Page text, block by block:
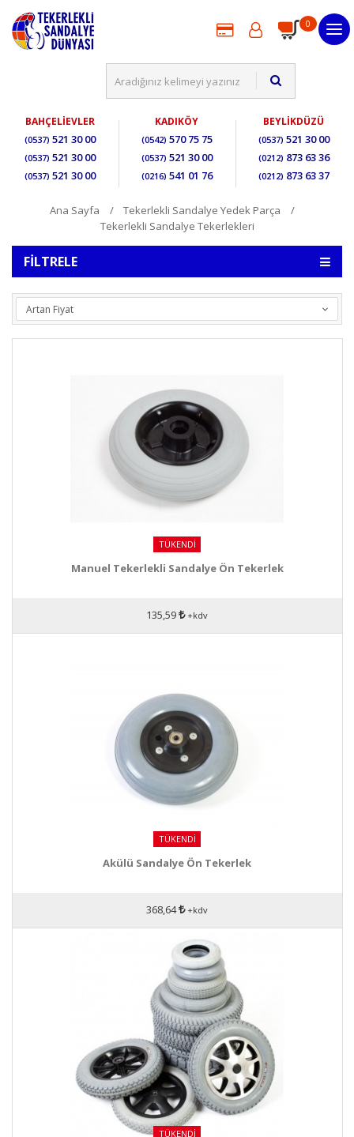
0
BAHÇELİEVLER
(0537) 521 30 00
(0537) 521 30 00
(0537) 521 30 00
KADIKÖY
(0542) 570 75 75
(0537) 521 30 00
(0216) 541 01 76
BEYLİKDÜZÜ
(0537) 521 30 00
(0212) 873 63 36
(0212) 873 63 37
Ana Sayfa
Tekerlekli Sandalye Yedek Parça
Tekerlekli Sandalye Tekerlekleri
FILTRELE
TÜKENDI
Manuel Tekerlekli Sandalye Ön Tekerlek
135,59 +kdv
TÜKENDI
Akülü Sandalye Ön Tekerlek
368,64 +kdv
TÜKENDI